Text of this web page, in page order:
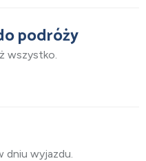
podróży
wszystko.
dniu wyjazdu.